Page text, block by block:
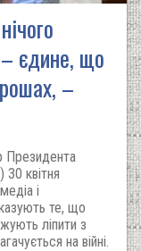
єдине, що
–
Президента
30 квітня
і
те, що
ліпити з
на війні.